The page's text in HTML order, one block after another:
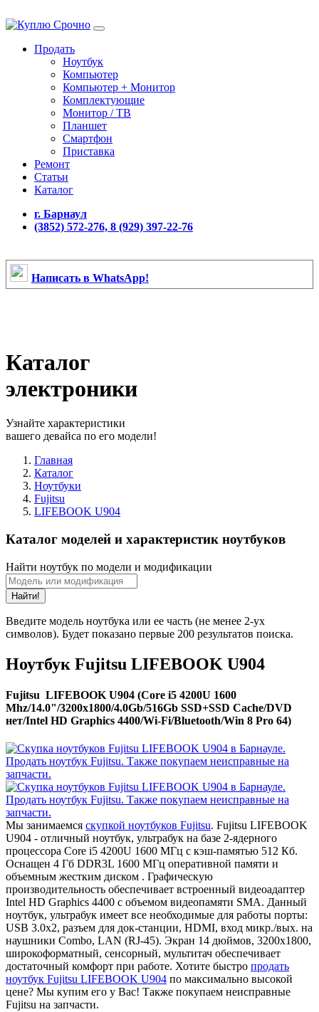
Продать
Ноутбук
Компьютер
Компьютер + Монитор
Комплектующие
Монитор / ТВ
Планшет
Смартфон
Приставка
Ремонт
Статьи
Каталог
г. Барнаул
(3852) 572-276, 8 (929) 397-22-76
Написать в WhatsApp!
Каталог
электроники
Узнайте характеристики
вашего девайса по его модели!
Главная
Каталог
Ноутбуки
Fujitsu
LIFEBOOK U904
Каталог моделей и характеристик ноутбуков
Найти ноутбук по модели и модификации
Найти!
Введите модель ноутбука или ее часть (не менее 2-ух
символов). Будет показано первые 200 результатов поиска.
Ноутбук Fujitsu LIFEBOOK U904
Fujitsu LIFEBOOK U904 (Core i5 4200U 1600
Mhz/14.0"/3200x1800/4.0Gb/516Gb SSD+SSD Cache/DVD
нет/Intel HD Graphics 4400/Wi-Fi/Bluetooth/Win 8 Pro 64)
Мы занимаемся скупкой ноутбуков Fujitsu. Fujitsu LIFEBOOK
U904 - отличный ноутбук, ультрабук на базе 2-ядерного
процессора Core i5 4200U 1600 МГц с кэш-памятью 512 Кб.
Оснащен 4 Гб DDR3L 1600 МГц оперативной памяти и
объемным жестким диском . Графическую
производительность обеспечивает встроенный видеоадаптер
Intel HD Graphics 4400 с объемом видеопамяти SMA. Данный
ноутбук, ультрабук имеет все необходимые для работы порты:
USB 3.0x2, разъем для док-станции, HDMI, вход микр./вых. на
наушники Combo, LAN (RJ-45). Экран 14 дюймов, 3200x1800,
широкоформатный, сенсорный, мультитач обеспечивает
достаточный комфорт при работе. Хотите быстро продать
ноутбук Fujitsu LIFEBOOK U904 по максимально высокой
цене? Мы купим его у Вас! Также покупаем неисправные
Fujitsu на запчасти.